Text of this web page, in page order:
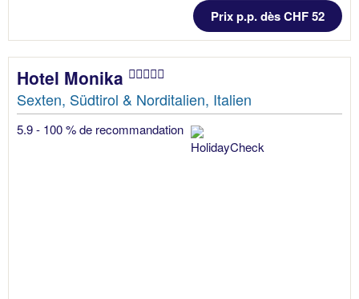
Prix p.p. dès CHF 52
Hotel Monika
Sexten, Südtirol & Norditalien, Italien
5.9 - 100 % de recommandation